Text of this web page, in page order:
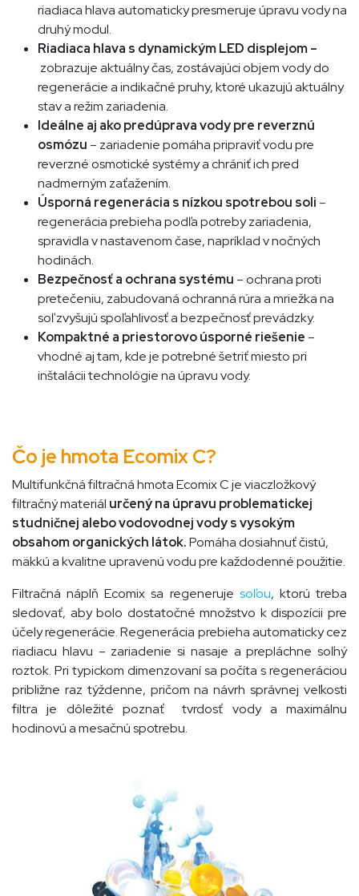
riadiaca hlava automaticky presmeruje úpravu vody na
druhý modul.
Riadiaca hlava s dynamickým LED displejom –
zobrazuje aktuálny čas, zostávajúci objem vody do
regenerácie a indikačné pruhy, ktoré ukazujú aktuálny
stav a režim zariadenia.
Ideálne aj ako predúprava vody pre reverznú
osmózu – zariadenie pomáha pripraviť vodu pre
reverzné osmotické systémy a chrániť ich pred
nadmerným zaťažením.
Úsporná regenerácia s nízkou spotrebou soli –
regenerácia prebieha podľa potreby zariadenia,
spravidla v nastavenom čase, napríklad v nočných
hodinách.
Bezpečnosť a ochrana systému – ochrana proti
pretečeniu, zabudovaná ochranná rúra a mriežka na
soľ zvyšujú spoľahlivosť a bezpečnosť prevádzky.
Kompaktné a priestorovo úsporné riešenie –
vhodné aj tam, kde je potrebné šetriť miesto pri
inštalácii technológie na úpravu vody.
Čo je hmota​​ Ecomix C?
Multifunkčná filtračná hmota Ecomix C je viaczložkový
filtračný materiál určený na úpravu problematickej
studničnej alebo vodovodnej vody s vysokým
obsahom organických látok.Pomáha dosiahnuť čistú,
mäkkú a kvalitne upravenú vodu pre každodenné použitie.
Filtračná náplň Ecomix sa regeneruje soľou, ktorú treba
sledovať, aby bolo dostatočné množstvo k dispozícii pre
účely regenerácie. Regenerácia prebieha automaticky cez
riadiacu hlavu – zariadenie si nasaje a prepláchne soľný
roztok. Pri typickom dimenzovaní sa počíta s regeneráciou
približne raz týždenne, pričom na návrh správnej veľkosti
filtra je dôležité poznať tvrdosť vody a maximálnu
hodinovú a mesačnú spotrebu.